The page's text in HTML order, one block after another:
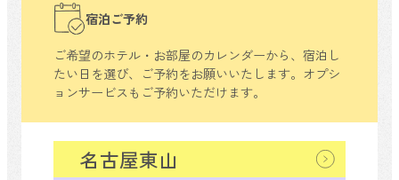
宿泊ご予約
ご希望のホテル・お部屋のカレンダーから、 宿泊し
たい日を選び、ご予約をお願いいたします。 オプシ
ョンサービスもご予約いただけます。
名古屋東山